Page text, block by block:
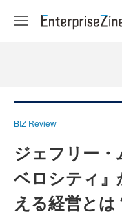
BIZ Review
ジェフリー・
ベロシティ』
える経営とは